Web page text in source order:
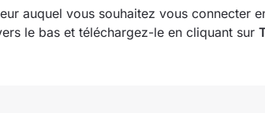
auquel vous souhaitez vous connecter
le bas et téléchargez-le en cliquant sur